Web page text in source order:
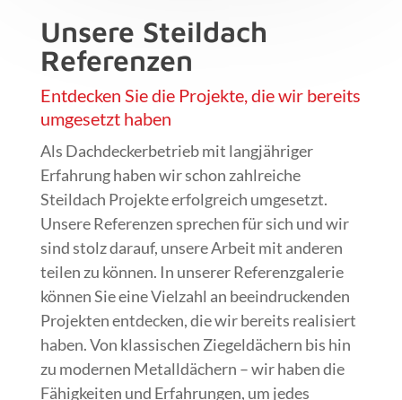
Unsere Steildach
Referenzen
Entdecken Sie die Projekte, die wir bereits
umgesetzt haben
Als Dachdeckerbetrieb mit langjähriger
Erfahrung haben wir schon zahlreiche
Steildach Projekte erfolgreich umgesetzt.
Unsere Referenzen sprechen für sich und wir
sind stolz darauf, unsere Arbeit mit anderen
teilen zu können. In unserer Referenzgalerie
können Sie eine Vielzahl an beeindruckenden
Projekten entdecken, die wir bereits realisiert
haben. Von klassischen Ziegeldächern bis hin
zu modernen Metalldächern – wir haben die
Fähigkeiten und Erfahrungen, um jedes